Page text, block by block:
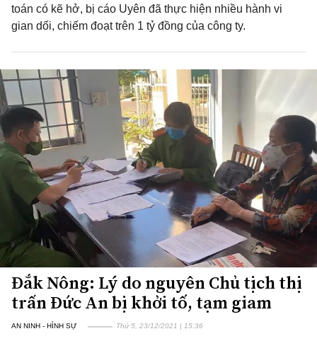
toán có kẽ hở, bị cáo Uyên đã thực hiện nhiều hành vi
gian dối, chiếm đoạt trên 1 tỷ đồng của công ty.
Đắk Nông: Lý do nguyên Chủ tịch thị
trấn Đức An bị khởi tố, tạm giam
AN NINH - HÌNH SỰ Thứ 5, 23/12/2021 | 15:36